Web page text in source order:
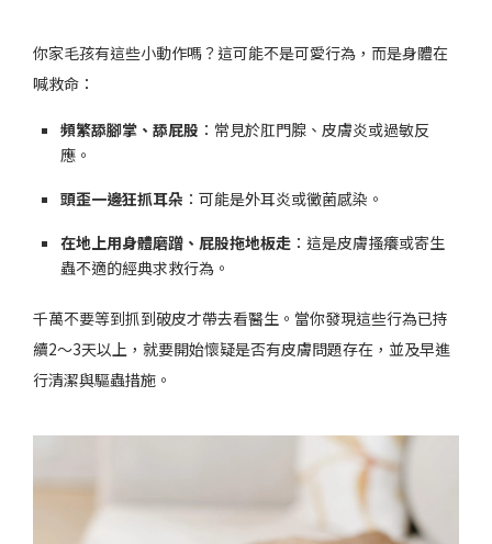
你家毛孩有這些小動作嗎？這可能不是可愛行為，而是身體在
喊救命：
頻繁舔腳掌、舔屁股 ：常見於肛門腺、皮膚炎或過敏反
應。
頭歪一邊狂抓耳朵 ：可能是外耳炎或黴菌感染。
在地上用身體磨蹭、屁股拖地板走 ：這是皮膚搔癢或寄生
蟲不適的經典求救行為。
千萬不要等到抓到破皮才帶去看醫生。當你發現這些行為已持
續2～3天以上，就要開始懷疑是否有皮膚問題存在，並及早進
行清潔與驅蟲措施。